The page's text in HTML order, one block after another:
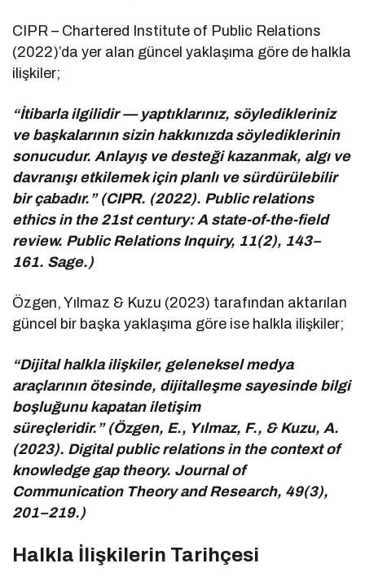
CIPR – Chartered Institute of Public Relations
(2022)’da yer alan güncel yaklaşıma göre de halkla
ilişkiler;
“İtibarla ilgilidir — yaptıklarınız, söyledikleriniz
ve başkalarının sizin hakkınızda söylediklerinin
sonucudur. Anlayış ve desteği kazanmak, algı ve
davranışı etkilemek için planlı ve sürdürülebilir
bir çabadır.” (CIPR. (2022). Public relations
ethics in the 21st century: A state-of-the-field
review. Public Relations Inquiry, 11(2), 143–
161. Sage.)
Özgen, Yılmaz & Kuzu (2023) tarafından aktarılan
güncel bir başka yaklaşıma göre ise halkla ilişkiler;
“Dijital halkla ilişkiler, geleneksel medya
araçlarının ötesinde, dijitalleşme sayesinde bilgi
boşluğunu kapatan iletişim
süreçleridir.” (Özgen, E., Yılmaz, F., & Kuzu, A.
(2023). Digital public relations in the context of
knowledge gap theory. Journal of
Communication Theory and Research, 49(3),
201–219.)
Halkla İlişkilerin Tarihçesi